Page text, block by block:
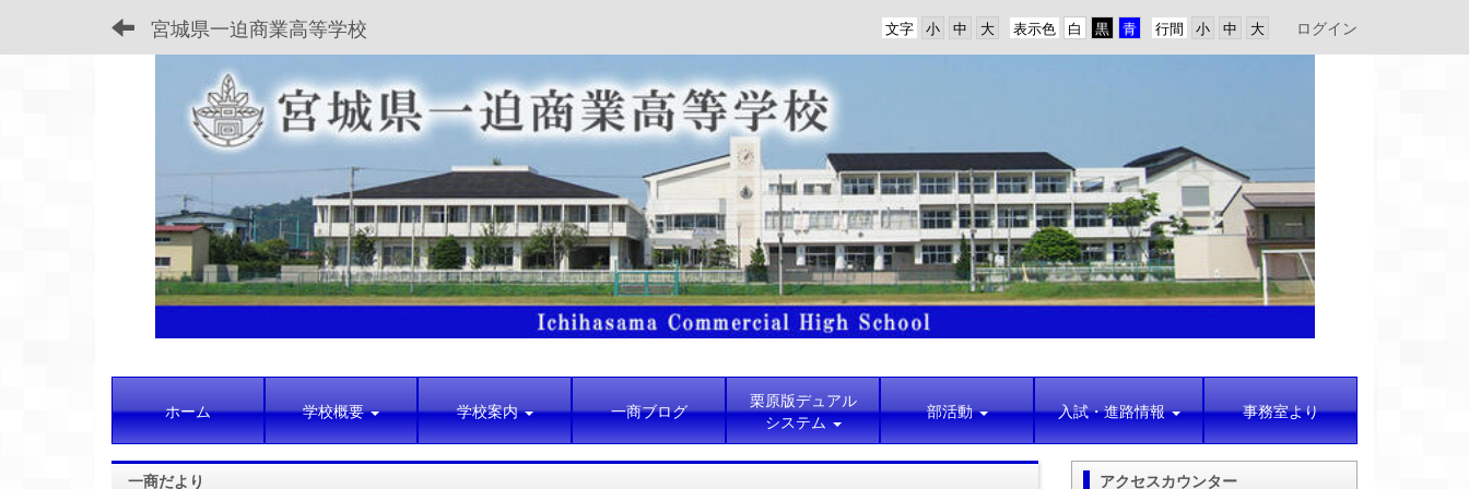
宮城県一迫商業高等学校 行間
表示色
文字 ログイン
ホーム 学校概要 学校案内 一商ブログ
栗原版デュアル
システム
部活動 入試・進路情報 事務室より
一商だより アクセスカウンター